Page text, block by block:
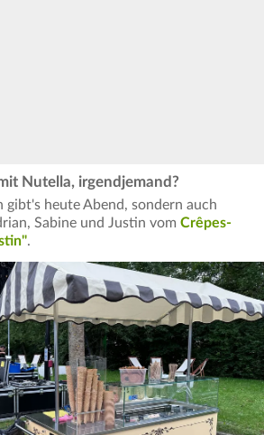
Nutella, irgendjemand?
heute Abend, sondern auch
Sabine und Justin vom Crêpes-
.